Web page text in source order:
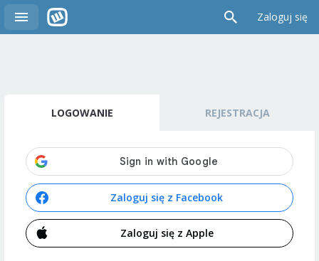
Zaloguj się
LOGOWANIE REJESTRACJA
Zaloguj się z Facebook
Zaloguj się z Apple